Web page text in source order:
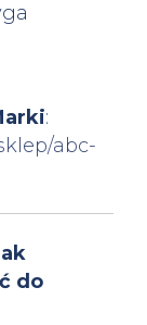
:
abc-
do